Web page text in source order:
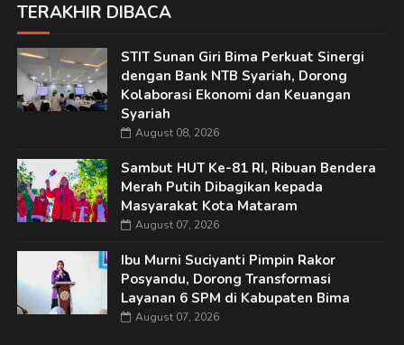
TERAKHIR DIBACA
STIT Sunan Giri Bima Perkuat Sinergi
dengan Bank NTB Syariah, Dorong
Kolaborasi Ekonomi dan Keuangan
Syariah
August 08, 2026
Sambut HUT Ke-81 RI, Ribuan Bendera
Merah Putih Dibagikan kepada
Masyarakat Kota Mataram
August 07, 2026
Ibu Murni Suciyanti Pimpin Rakor
Posyandu, Dorong Transformasi
Layanan 6 SPM di Kabupaten Bima
August 07, 2026